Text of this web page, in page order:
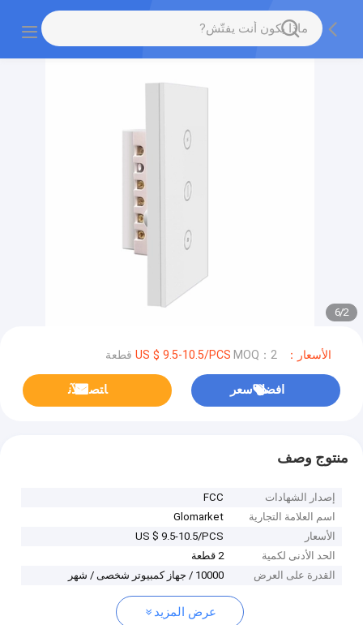
2
/
6
الأسعار：US $ 9.5-10.5/PCS MOQ：2 قطعة
افضل سعر ﺎﺘﺼﻟ ﺍﻶﻧ
منتوج وصف
إصدار الشهادات
FCC
اسم العلامة التجارية
Glomarket
الأسعار
US $ 9.5-10.5/PCS
الحد الأدنى لكمية
2 قطعة
القدرة على العرض
10000 / جهاز كمبيوتر شخصى / شهر
عرض المزيد